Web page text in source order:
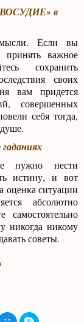
в
мысли. Если вы
важное
сохранить
своих
вам придется
совершенных
себя тогда,
нужно нести
истину, и вот
оценка ситуации
абсолютно
никогда никому
советы.